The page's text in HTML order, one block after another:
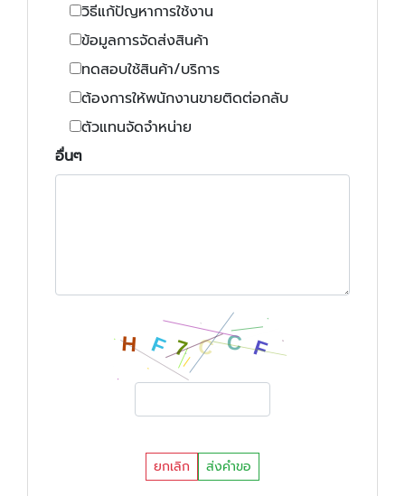
วิธีแก้ปัญหาการใช้งาน
ข้อมูลการจัดส่งสินค้า
ทดสอบใช้สินค้า/บริการ
ต้องการให้พนักงานขายติดต่อกลับ
ตัวแทนจัดจำหน่าย
อื่นๆ
ยกเลิก ส่งคำขอ